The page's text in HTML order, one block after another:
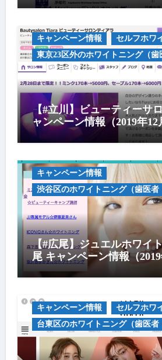
キャンペーン情報
セルフホワ
東京23区外のホワイトニング（歯
【#立川】ビューティーサ
ャンペーン情報（2019年12
キャンペーン情報
渋谷区のホワイトニング（歯医者
【#広尾】ジュエルホワイ
尾 キャンペーン情報（2019
キャンペーン情報
セルフホワ
台東区のホワイトニング（歯医者